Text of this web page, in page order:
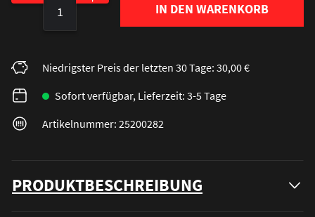
IN DEN WARENKORB
Niedrigster Preis der letzten 30 Tage: 30,00 €
Sofort verfügbar, Lieferzeit: 3-5 Tage
Artikelnummer: 25200282
PRODUKTBESCHREIBUNG